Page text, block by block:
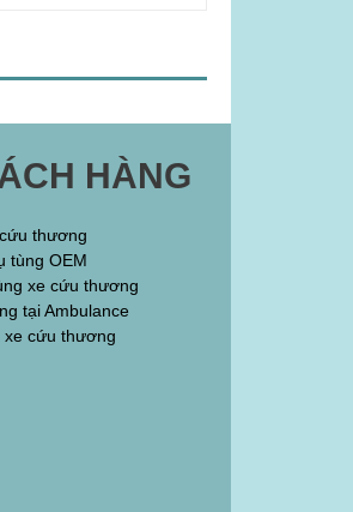
HÀNG
thương
tùng OEM
xe cứu thương
tại Ambulance
xe cứu thương